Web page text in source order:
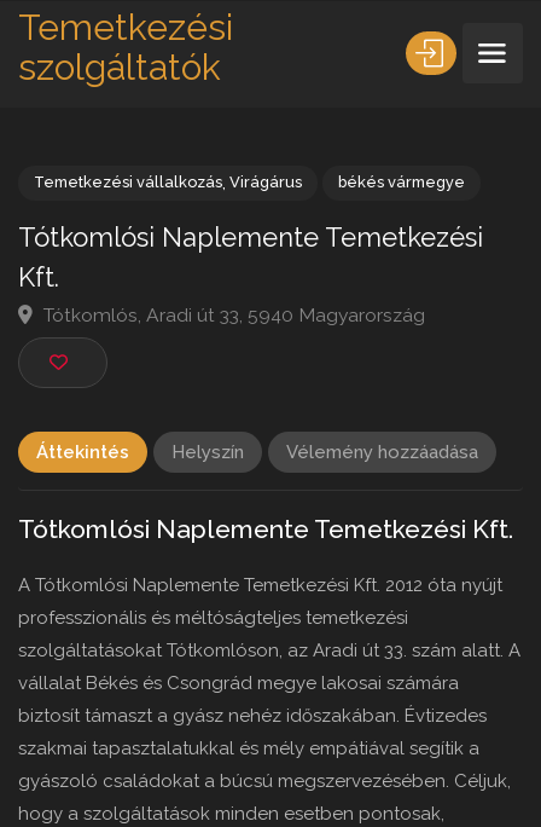
Temetkezési
szolgáltatók
Tótkomlósi Naplemente Temetkezési
Kft.
Tótkomlós, Aradi út 33, 5940 Magyarország
Áttekintés Helyszín Vélemény hozzáadása
Tótkomlósi Naplemente Temetkezési Kft.
A Tótkomlósi Naplemente Temetkezési Kft. 2012 óta nyújt
professzionális és méltóságteljes temetkezési
szolgáltatásokat Tótkomlóson, az Aradi út 33. szám alatt. A
vállalat Békés és Csongrád megye lakosai számára
biztosít támaszt a gyász nehéz időszakában. Évtizedes
szakmai tapasztalatukkal és mély empátiával segítik a
gyászoló családokat a búcsú megszervezésében. Céljuk,
hogy a szolgáltatások minden esetben pontosak,